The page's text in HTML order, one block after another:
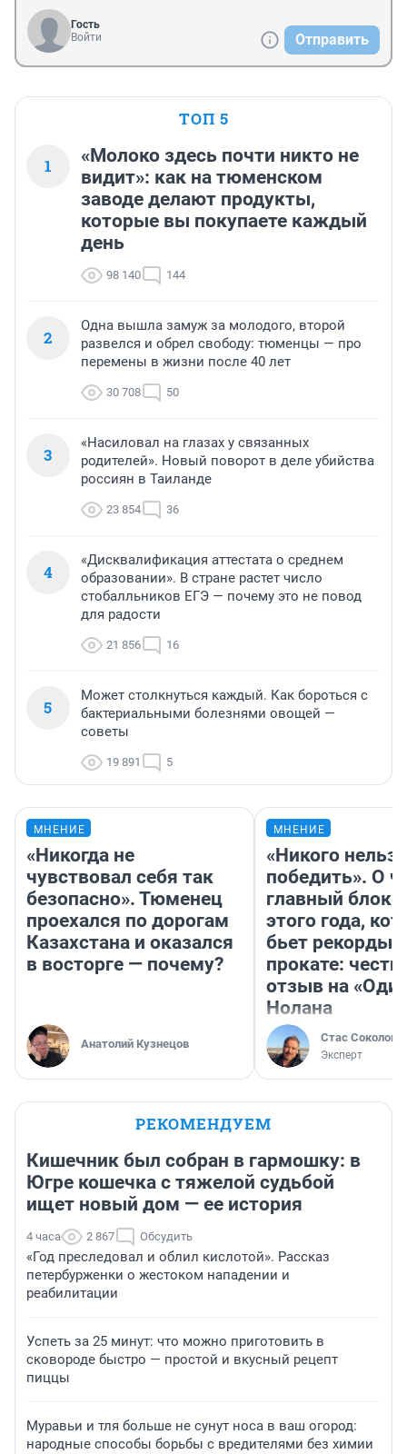
Гость
Войти
Отправить
ТОП 5
1
«Молоко здесь почти никто не
видит»: как на тюменском
заводе делают продукты,
которые вы покупаете каждый
день
98 140 144
2
Одна вышла замуж за молодого, второй
развелся и обрел свободу: тюменцы — про
перемены в жизни после 40 лет
30 708 50
3
«Насиловал на глазах у связанных
родителей». Новый поворот в деле убийства
россиян в Таиланде
23 854 36
4
«Дисквалификация аттестата о среднем
образовании». В стране растет число
стобалльников ЕГЭ — почему это не повод
для радости
21 856 16
5
Может столкнуться каждый. Как бороться с
бактериальными болезнями овощей —
советы
19 891 5
МНЕНИЕ
«Никогда не
чувствовал себя так
безопасно». Тюменец
проехался по дорогам
Казахстана и оказался
в восторге — почему?
Анатолий Кузнецов
МНЕНИЕ
«Никого нельзя
победить». О
главный
этого года,
бьет рекорды в
прокате:
отзыв на
Нолана
Стас Соколов
Эксперт
РЕКОМЕНДУЕМ
Кишечник был собран в гармошку: в
Югре кошечка с тяжелой судьбой
ищет новый дом — ее история
4 часа 2 867 Обсудить
«Год преследовал и облил кислотой». Рассказ
петербурженки о жестоком нападении и
реабилитации
Успеть за 25 минут: что можно приготовить в
сковороде быстро — простой и вкусный рецепт
пиццы
Муравьи и тля больше не сунут носа в ваш огород:
народные способы борьбы с вредителями без химии